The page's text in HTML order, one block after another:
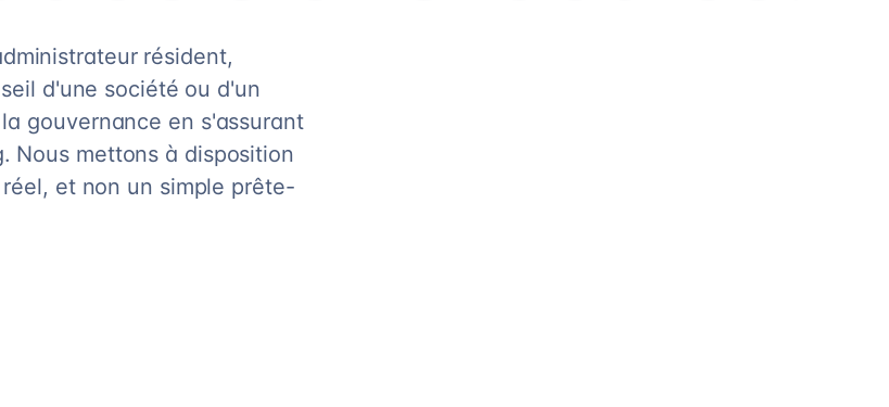
résident,
d'une société ou d'un
gouvernance en s'assurant
Nous mettons à disposition
et non un simple prête-